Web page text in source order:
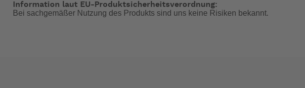
Information laut EU-Produktsicherheitsverordnung:
Bei sachgemäßer Nutzung des Produkts sind uns keine Risiken bekannt.